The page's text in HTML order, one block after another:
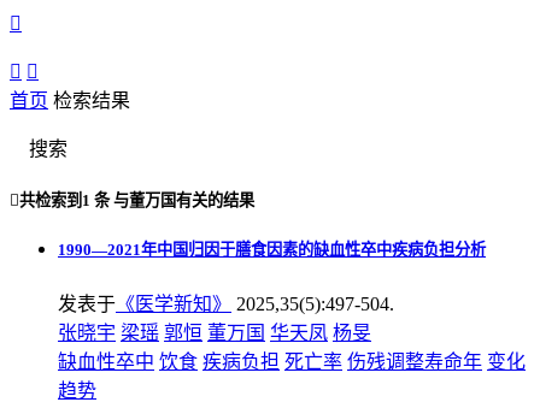

 
首页 检索结果
搜索
共检索到 1 条与董万国有关的结果
1990—2021年中国归因于膳食因素的缺血性卒中疾病负担分析
发表于 《医学新知》
2025,35(5):497-504.
张晓宇 梁瑶 郭恒 董万国 华天凤 杨旻
缺血性卒中 饮食 疾病负担 死亡率 伤残调整寿命年 变化
趋势